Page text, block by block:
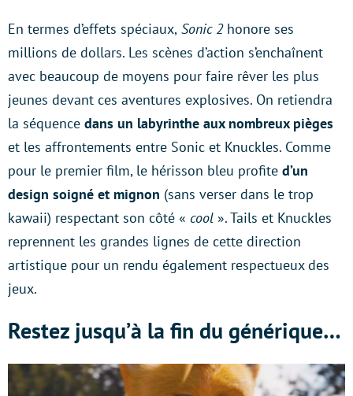
En termes d’effets spéciaux, Sonic 2 honore ses
millions de dollars. Les scènes d’action s’enchaînent
avec beaucoup de moyens pour faire rêver les plus
jeunes devant ces aventures explosives. On retiendra
la séquence dans un labyrinthe aux nombreux pièges
et les affrontements entre Sonic et Knuckles. Comme
pour le premier film, le hérisson bleu profite d’un
design soigné et mignon (sans verser dans le trop
kawaii) respectant son côté « cool ». Tails et Knuckles
reprennent les grandes lignes de cette direction
artistique pour un rendu également respectueux des
jeux.
Restez jusqu’à la fin du générique…